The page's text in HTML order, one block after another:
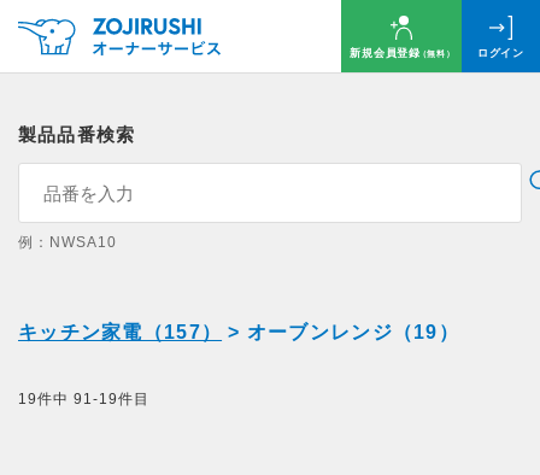
新規会員登録（無料） ログイン
製品品番検索
例：NWSA10
キッチン家電（157） > オーブンレンジ（19）
19件中 91-19件目